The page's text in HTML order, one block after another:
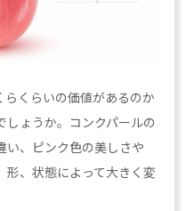
くらいの価値があるのか
ょうか。コンクパールの
い、ピンク色の美しさや
形、状態によって大きく変